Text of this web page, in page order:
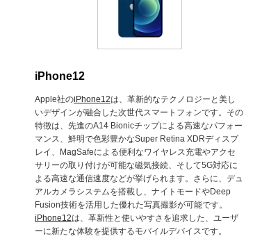
iPhone12
Apple社のiPhone12は、革新的なテクノロジーと美し
いデザインが融合した次世代スマートフォンです。その
特徴は、先進のA14 Bionicチップによる高速なパフォー
マンス、鮮明で色彩豊かなSuper Retina XDRディスプ
レイ、MagSafeによる便利なワイヤレス充電やアクセ
サリーの取り付けが可能な磁気接続、そして5G対応に
よる高速な通信速度などが挙げられます。さらに、デュ
アルカメラシステムを搭載し、ナイトモードやDeep
Fusion技術を活用した優れた写真撮影が可能です。
iPhone12は、革新性と使いやすさを追求した、ユーザ
ーに新たな体験を提供するモバイルデバイスです。